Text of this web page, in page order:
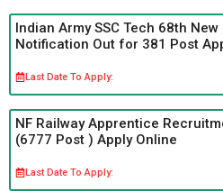
Indian Army SSC Tech 68th
Notification Out for 381 Post
Last Date To Apply:
NF Railway Apprentice
(6777 Post ) Apply Online
Last Date To Apply: